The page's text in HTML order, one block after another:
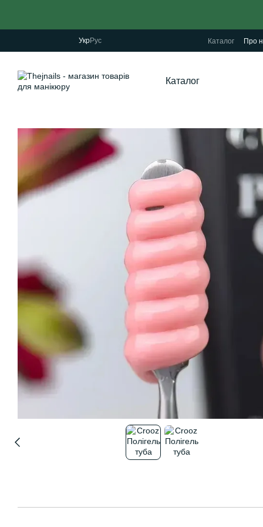
УкрРус Каталог Про
Каталог